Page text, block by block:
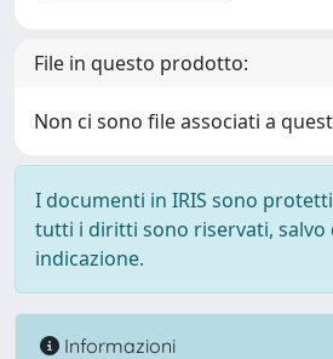
File in questo prodotto:
Non ci sono file associati a
I documenti in IRIS sono
tutti i diritti sono riservati, salvo
indicazione.
Informazioni